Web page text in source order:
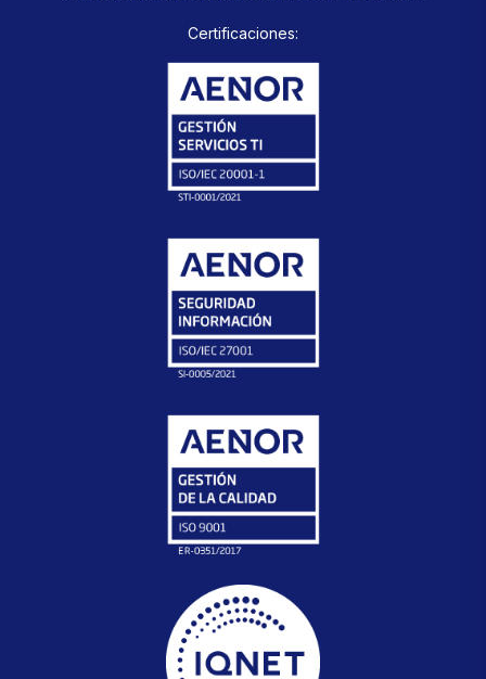
Certificaciones: